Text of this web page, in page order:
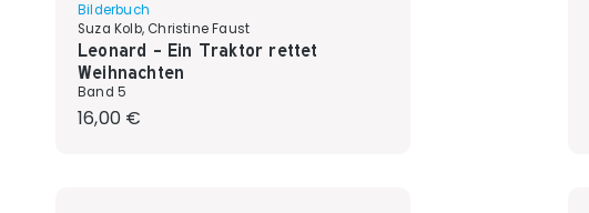
Bilderbuch
Suza Kolb, Christine Faust
Leonard - Ein Traktor rettet
Weihnachten
Band 5
Regulärer Preis:
16,00 €